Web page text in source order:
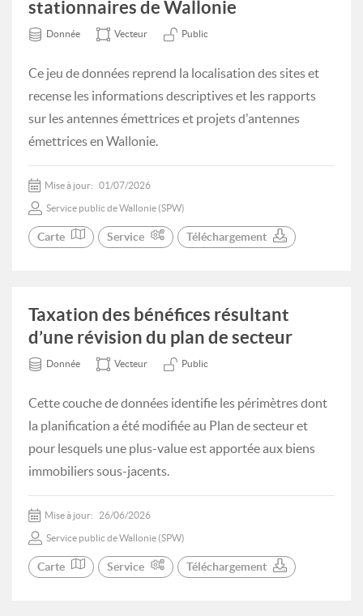
stationnaires de Wallonie
Donnée Vecteur Public
Ce jeu de données reprend la localisation des sites et
recense les informations descriptives et les rapports
sur les antennes émettrices et projets d'antennes
émettrices en Wallonie.
Mise à jour: 01/07/2026
Service public de Wallonie (SPW)
Carte Service Téléchargement
Taxation des bénéfices résultant
d’une révision du plan de secteur
Donnée Vecteur Public
Cette couche de données identifie les périmètres dont
la planification a été modifiée au Plan de secteur et
pour lesquels une plus-value est apportée aux biens
immobiliers sous-jacents.
Mise à jour: 26/06/2026
Service public de Wallonie (SPW)
Carte Service Téléchargement